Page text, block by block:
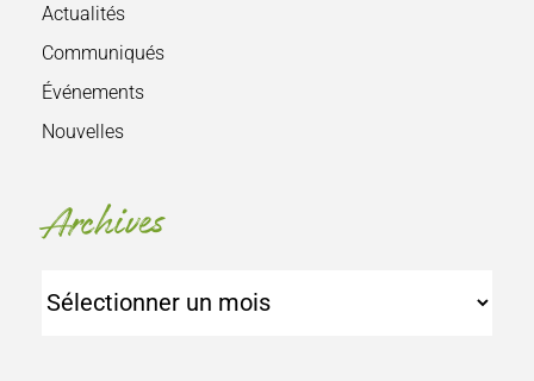
Actualités
Communiqués
Événements
Nouvelles
Archives